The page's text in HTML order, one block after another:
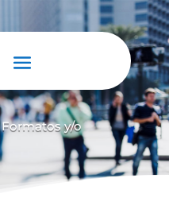
Formatos y/o